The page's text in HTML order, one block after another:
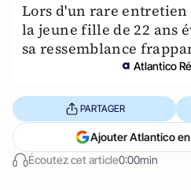
Lors d'un rare entretien
la jeune fille de 22 ans
sa ressemblance
Atlantico
Écoutez cet article0:00min
PARTAGER
Ajouter Atlantico